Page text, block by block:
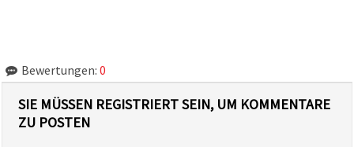
Bewertungen: 0
SIE MÜSSEN REGISTRIERT SEIN, UM KOMMENTARE
ZU POSTEN